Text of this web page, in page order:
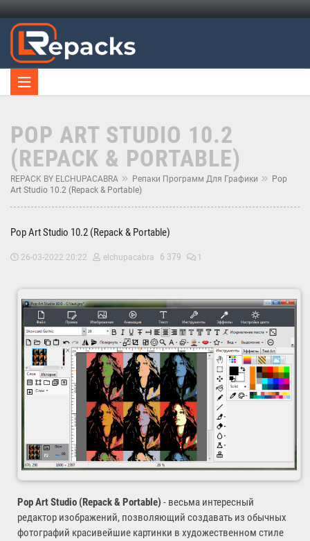
POP ART STUDIO 10.2
(REPACK & PORTABLE)
REPACK BY ELCHUPACABRA Репаки Программ Для Графики
Pop
Art Studio 10.2 (Repack & Portable)
Pop Art Studio 10.2 (Repack & Portable)
26-03-2022 20:22 elchupacabra 6 379 1
Pop Art Studio (Repack & Portable) - весьма интересный
редактор изображений, позволяющий создавать из обычных
фотографий красивейшие картинки в художественном стиле